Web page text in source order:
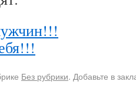
Без рубрики. Добавьте в